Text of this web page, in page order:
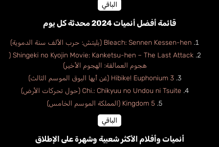
الباقي
قائمة أفضل أنميات 2024 محدثة كل يوم
Bleach: Sennen Kessen-hen (بليتش: حرب الألف سنة الدموية)
Shingeki no Kyojin Movie: Kanketsu-hen – The Last Attack (
هجوم العمالقة: الهجوم الأخير)
Hibike! Euphonium 3 (غن أيها البوق الموسم الثالث)
Chi.: Chikyuu no Undou ni Tsuite (حول تحركات الأرض)
Kingdom 5 (المملكة الموسم الخامس)
الباقي
أنميات وأفلام الأكثر شعبية وشهرة على الإطلاق